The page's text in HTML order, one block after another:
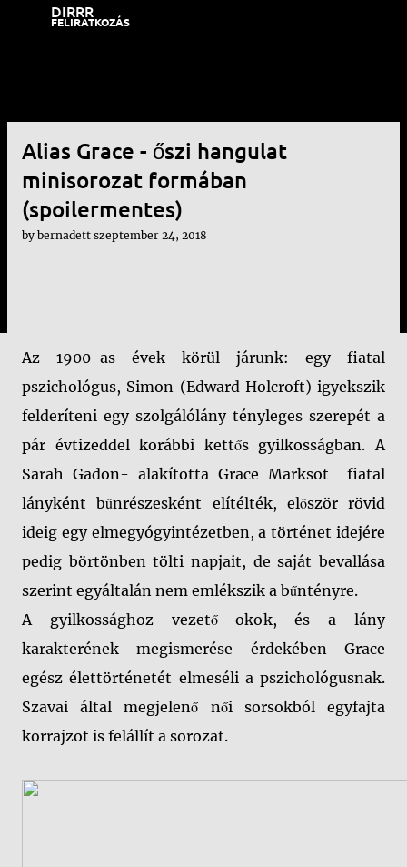
DIRRR
FELIRATKOZÁS
Alias Grace - őszi hangulat
minisorozat formában
(spoilermentes)
by bernadett szeptember 24, 2018
Az 1900-as évek körül járunk: egy fiatal
pszichológus, Simon (Edward Holcroft) igyekszik
felderíteni egy szolgálólány tényleges szerepét a
pár évtizeddel korábbi kettős gyilkosságban. A
Sarah Gadon- alakította Grace Marksot fiatal
lányként bűnrészesként elítélték, először rövid
ideig egy elmegyógyintézetben, a történet idejére
pedig börtönben tölti napjait, de saját bevallása
szerint egyáltalán nem emlékszik a bűntényre.
A gyilkossághoz vezető okok, és a lány
karakterének megismerése érdekében Grace
egész élettörténetét elmeséli a pszichológusnak.
Szavai által megjelenő női sorsokból egyfajta
korrajzot is felállít a sorozat.